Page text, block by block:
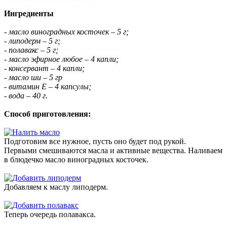
Ингредиенты
- масло виноградных косточек – 5 г;
- липодерм – 5 г;
- полавакс – 5 г;
- масло эфирное любое – 4 капли;
- консервант – 4 капли;
- масло ши – 5 гр
- витамин Е – 4 капсулы;
- вода – 40 г.
Способ приготовления:
Подготовим все нужное, пусть оно будет под рукой.
Первыми смешиваются масла и активные вещества. Наливаем
в блюдечко масло виноградных косточек.
Добавляем к маслу липодерм.
Теперь очередь полавакса.